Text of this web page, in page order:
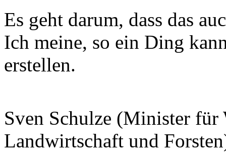
Es geht darum, dass das
Ich meine, so ein Ding
erstellen.
Sven Schulze (Minister für
Landwirtschaft und